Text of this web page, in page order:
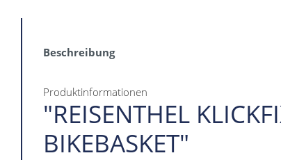
Beschreibung
Produktinformationen
"REISENTHEL
BIKEBASKET"